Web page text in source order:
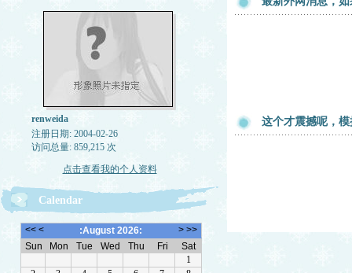
renweida
注册日期: 2004-02-26
访问总量: 859,215 次
点击查看我的个人资料
Calendar
这个才震撼呢，